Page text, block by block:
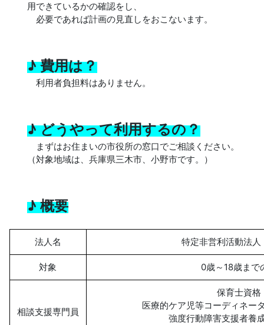
用できているかの確認をし、
必要であれば計画の見直しをおこないます。
♪ 費用は？
利用者負担料はありません。
♪ どうやって利用するの？
まずはお住まいの市役所の窓口でご相談ください。
（対象地域は、兵庫県三木市、小野市です。）
♪ 概要
法人名 特定非営利活動法
対象 0歳～18歳まで
相談支援専門員
保育士資格
医療的ケア児等コーディネー
強度行動障害支援者養